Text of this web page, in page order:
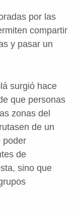
por las
compartir
y pasar un
surgió hace
que personas
zonas del
de un
poder
de
sino que